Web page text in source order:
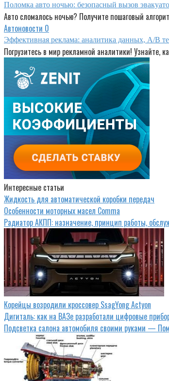
Поломка авто ночью: безопасный вызов
Авто сломалось ночью? Получите пошаговый
Автоновости 0
Эффективная реклама: аналитика данных, A/B
Погрузитесь в мир рекламной аналитики! Узнайте,
Интересные статьи
Жидкость для автоматической коробки передач
Особенности моторных масел Comma
Радиатор АКПП: назначение, принцип работы,
Корейцы возродили кроссовер SsagYong Actyon
Дигиталь: как на ВАЗе разработали цифровые
Подсветка салона автомобиля своими руками —